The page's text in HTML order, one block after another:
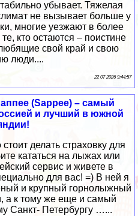
убывает. Тяжелая
не вызывает больше у
многие уезжают в более
кто остаются – поистине
свой край и свою
люди....
22 07 2026 9:44:57
(Sappee) – самый
и лучший в южной
делать страховку для
кататься на лыжах или
сервис и живете в
для вас! =) В ней я
и крупный горнолыжный
а к тому же еще и самый
Санкт- Петербургу …...